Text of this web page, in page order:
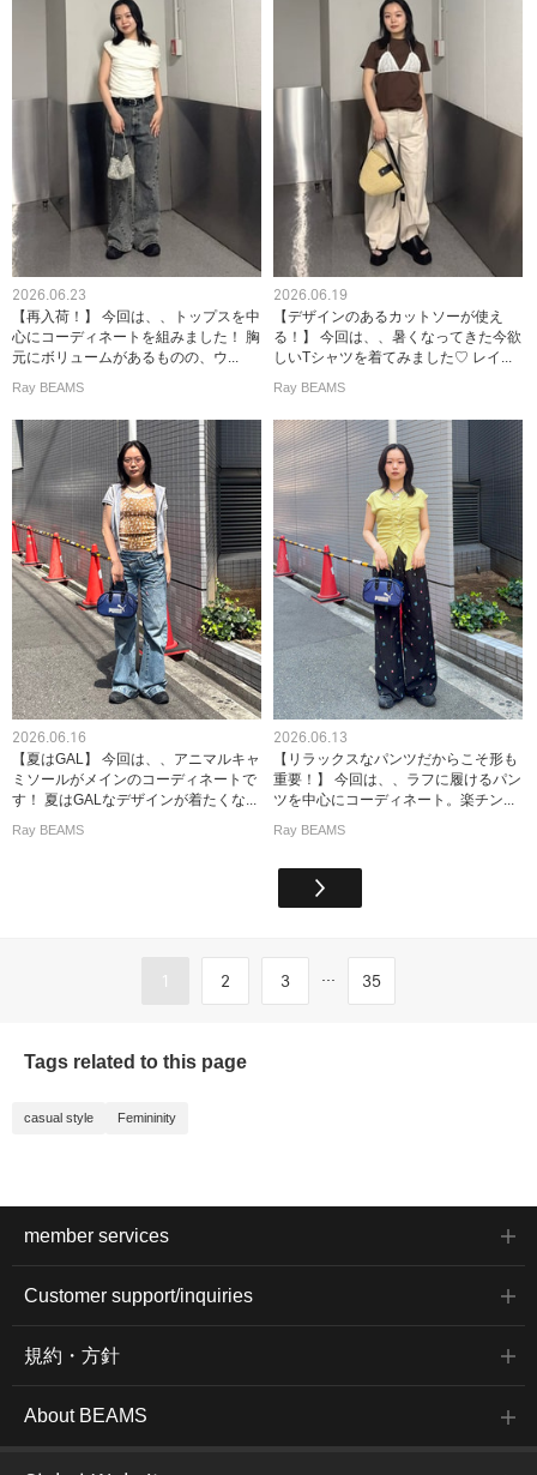
2026.06.23
【再入荷！】 今回は、、トップスを中
心にコーディネートを組みました！ 胸
元にボリュームがあるものの、ウ...
Ray BEAMS
2026.06.19
【デザインのあるカットソーが使え
る！】 今回は、、暑くなってきた今欲
しいTシャツを着てみました♡ レイ...
Ray BEAMS
2026.06.16
【夏はGAL】 今回は、、アニマルキャ
ミソールがメインのコーディネートで
す！ 夏はGALなデザインが着たくな...
Ray BEAMS
2026.06.13
【リラックスなパンツだからこそ形も
重要！】 今回は、、ラフに履けるパン
ツを中心にコーディネート。楽チン...
Ray BEAMS
1 2 3 ... 35
Tags related to this page
casual style Femininity
member services
Customer support/inquiries
規約・方針
About BEAMS